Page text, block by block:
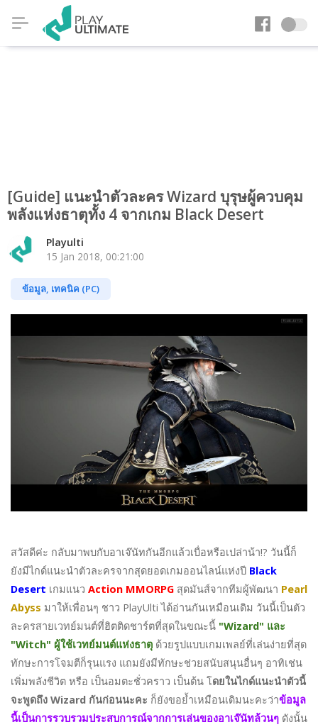
[Guide] แนะนำตัวละคร Wizard บุรุษผู้ควบคุม
พลังแห่งธาตุทั้ง 4 จากเกม Black Desert
Playulti
15 Jan 2018, 00:21:00
ข้อมูล, เทคนิค (PC)
สวัสดีค่ะ กลับมาพบกับอาเจ๊นัทกันอีกแล้วเบื่อหรือเปล่าน้า!? วันนี้ก็
ยังมีไกด์แนะนำตัวละครจากสุดยอดเกมออนไลน์แห่งปี Black
Desert เกมแนว Action MMORPG สุดมันส์จากทีมผู้พัฒนา Pearl
Abyss มาให้เพื่อนๆ ชาว PlayUlti ได้อ่านกันเหมือนเดิม วันนี้เป็นตัว
ละครสายเวทย์มนต์ที่ฮิตติดชาร์ตที่สุดในขณะนี้ "Wizard" และ
"Witch" ผู้ใช้เวทย์มนต์แห่งธาตุ ด้วยรูปแบบเกมเพลย์ที่เล่นง่ายที่สุด
ทักษะการโจมตีก็รุนแรง แถมยังมีทักษะช่วยสนับสนุนอื่นๆ อาทิเช่น
เพิ่มพลังชีวิต หรือ เป็นอมตะชั่วคราว เป็นต้น โดยในไกด์แนะนำตัวนี้
จะพูดถึง Wizard กันก่อนนะคะ ก็ยังขอย้ำเหมือนเดิมนะคะว่าข้อมูล
นี้เป็นการรวบรวมประสบการณ์จากการเล่นของอาเจ๊นัทล้วนๆ ดังนั้น